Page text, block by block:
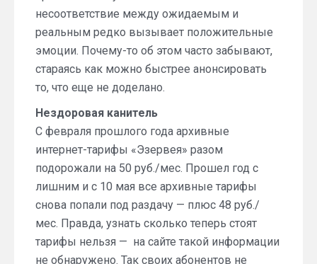
несоответствие между ожидаемым и
реальным редко вызывает положительные
эмоции. Почему-то об этом часто забывают,
стараясь как можно быстрее анонсировать
то, что еще не доделано.
Нездоровая канитель
С февраля прошлого года архивные
интернет-тарифы «Эзервея» разом
подорожали на 50 руб./мес. Прошел год с
лишним и с 10 мая все архивные тарифы
снова попали под раздачу — плюс 48 руб./
мес. Правда, узнать сколько теперь стоят
тарифы нельзя — на сайте такой информации
не обнаружено. Так своих абонентов не